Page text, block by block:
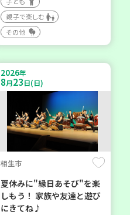
親子で楽しむ
その他
2026年
8月23日(日)
相生市
夏休みに"縁日あそび"を楽
しもう！ 家族や友達と遊び
にきてね♪